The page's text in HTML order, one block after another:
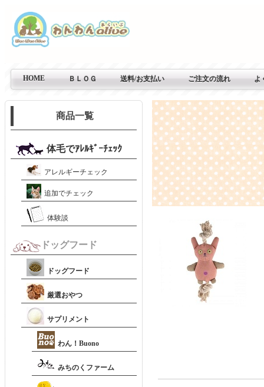
HOME ＢＬＯＧ 送料/お支払い ご注文の流れ よ
商品一覧
体毛でｱﾚﾙｷﾞｰﾁｪｯｸ
アレルギーチェック
追加でチェック
体験談
ドッグフード
ドッグフード
厳選おやつ
サプリメント
わん！Buono
みちのくファーム